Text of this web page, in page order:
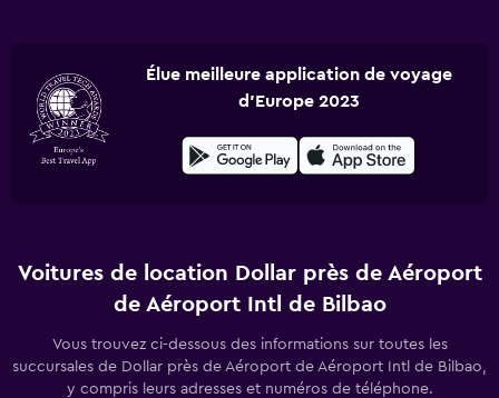
Élue meilleure application de voyage
d'Europe 2023
Voitures de location Dollar près de Aéroport
de Aéroport Intl de Bilbao
Vous trouvez ci-dessous des informations sur toutes les
succursales de Dollar près de Aéroport de Aéroport Intl de Bilbao,
y compris leurs adresses et numéros de téléphone.